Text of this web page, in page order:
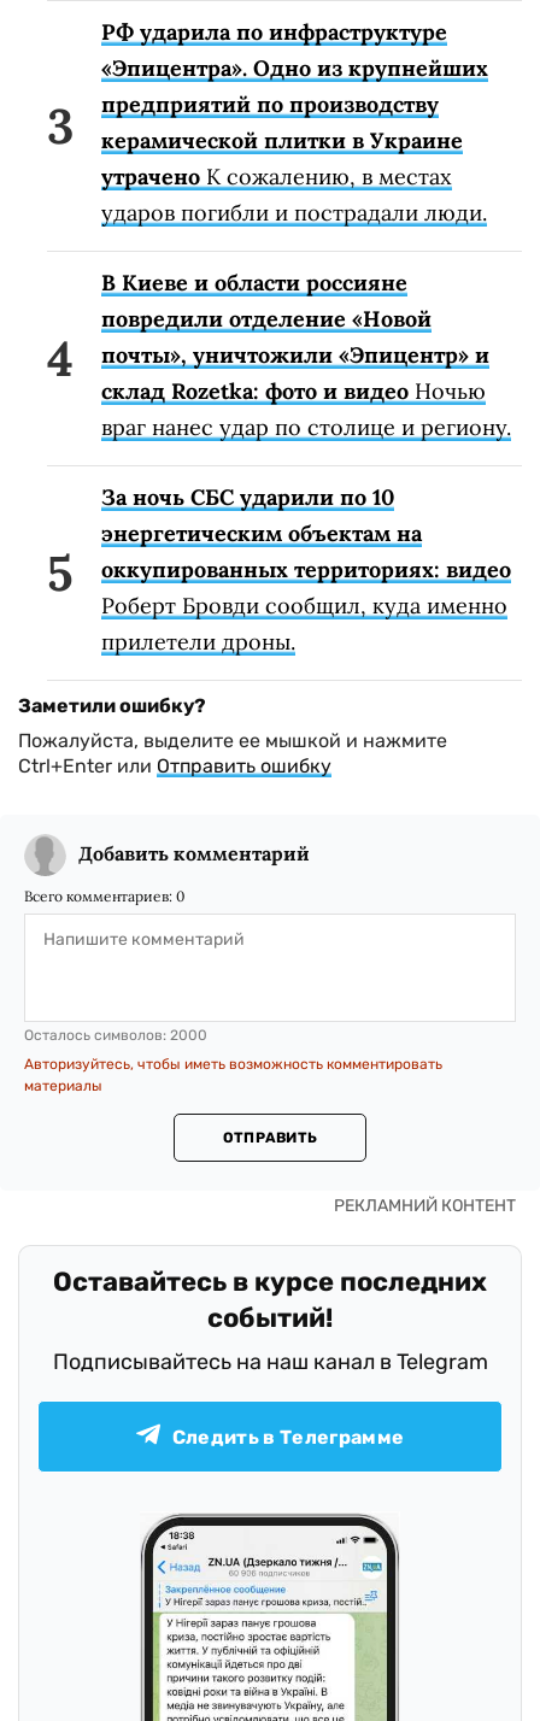
РФ ударила по инфраструктуре
«Эпицентра». Одно из крупнейших
предприятий по производству
керамической плитки в Украине
утрачено К сожалению, в местах
ударов погибли и пострадали люди.
В Киеве и области россияне
повредили отделение «Новой
почты», уничтожили «Эпицентр» и
склад Rozetka: фото и видео Ночью
враг нанес удар по столице и региону.
За ночь СБС ударили по 10
энергетическим объектам на
оккупированных территориях: видео
Роберт Бровди сообщил, куда именно
прилетели дроны.
Заметили ошибку?
Пожалуйста, выделите ее мышкой и нажмите
Ctrl+Enter или Отправить ошибку
Добавить комментарий
Всего комментариев: 0
Осталось символов: 2000
Авторизуйтесь, чтобы иметь возможность комментировать
материалы
ОТПРАВИТЬ
Оставайтесь в курсе последних
событий!
Подписывайтесь на наш канал в Telegram
Следить в Телеграмме